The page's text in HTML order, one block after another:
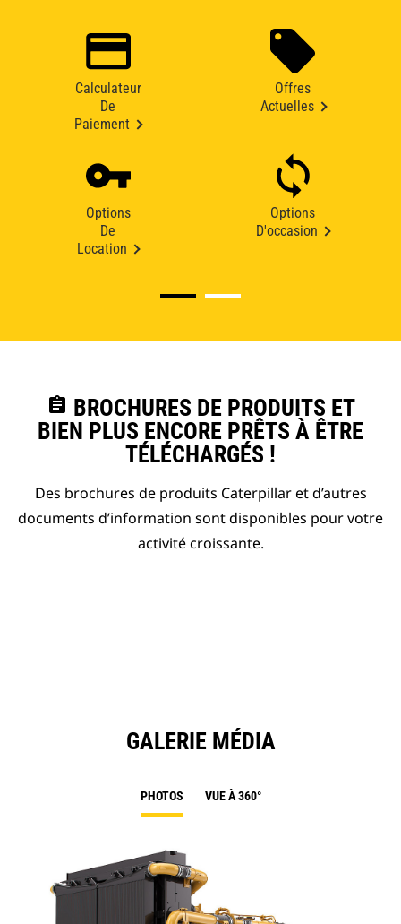
Calculateur
De
Paiement
Offres
Actuelles
Options
De
Location
Options
D'occasion
assignment BROCHURES DE PRODUITS ET
BIEN PLUS ENCORE PRÊTS À ÊTRE
TÉLÉCHARGÉS !
Des brochures de produits Caterpillar et d’autres
documents d’information sont disponibles pour votre
activité croissante.
GALERIE MÉDIA
PHOTOS VUE À 360°